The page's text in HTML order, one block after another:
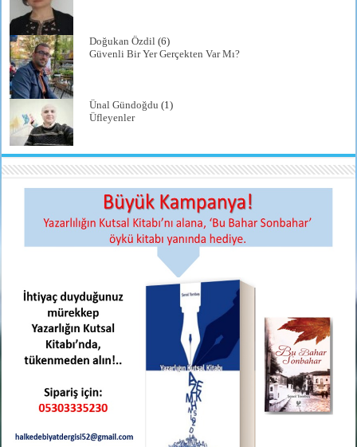
Doğukan Özdil (6)
Güvenli Bir Yer Gerçekten Var Mı?
Ünal Gündoğdu (1)
Üfleyenler